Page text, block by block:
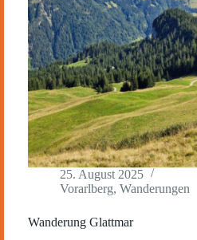
25. August 2025
Vorarlberg, Wanderungen
Wanderung Glattmar